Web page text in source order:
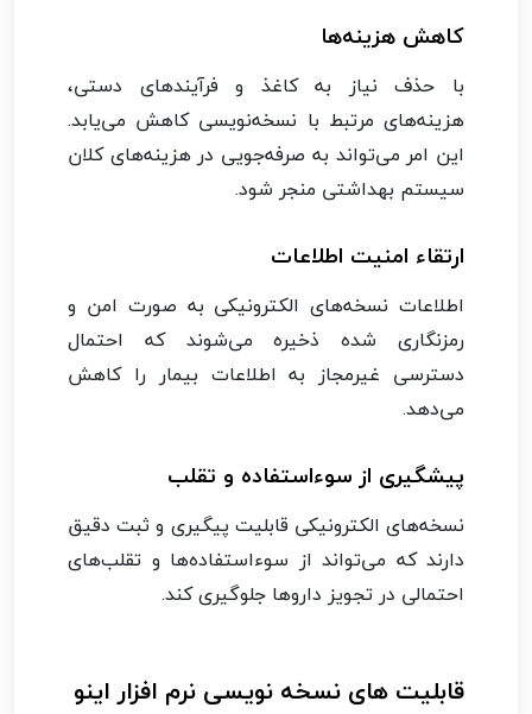
کاهش هزینه‌ها
با حذف نیاز به کاغذ و فرآیندهای دستی،
هزینه‌های مرتبط با نسخه‌نویسی کاهش می‌یابد.
این امر می‌تواند به صرفه‌جویی در هزینه‌های کلان
سیستم بهداشتی منجر شود.
ارتقاء امنیت اطلاعات
اطلاعات نسخه‌های الکترونیکی به صورت امن و
رمزنگاری شده ذخیره می‌شوند که احتمال
دسترسی غیرمجاز به اطلاعات بیمار را کاهش
می‌دهد.
پیشگیری از سوءاستفاده و تقلب
نسخه‌های الکترونیکی قابلیت پیگیری و ثبت دقیق
دارند که می‌تواند از سوءاستفاده‌ها و تقلب‌های
احتمالی در تجویز داروها جلوگیری کند.
قابلیت های نسخه نویسی نرم افزار اینو